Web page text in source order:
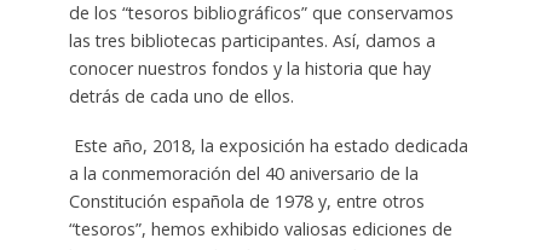
de los “tesoros bibliográficos” que conservamos
las tres bibliotecas participantes. Así, damos a
conocer nuestros fondos y la historia que hay
detrás de cada uno de ellos.
Este año, 2018, la exposición ha estado dedicada
a la conmemoración del 40 aniversario de la
Constitución española de 1978 y, entre otros
“tesoros”, hemos exhibido valiosas ediciones de